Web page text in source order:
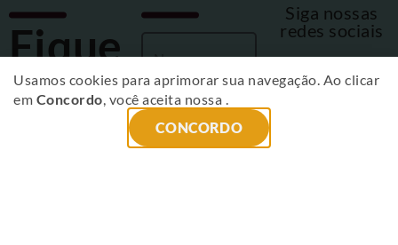
Fique
por
dentro
Siga nossas
redes sociais
CONCORDO
Usamos cookies para aprimorar sua navegação. Ao clicar
em Concordo, você aceita nossa .